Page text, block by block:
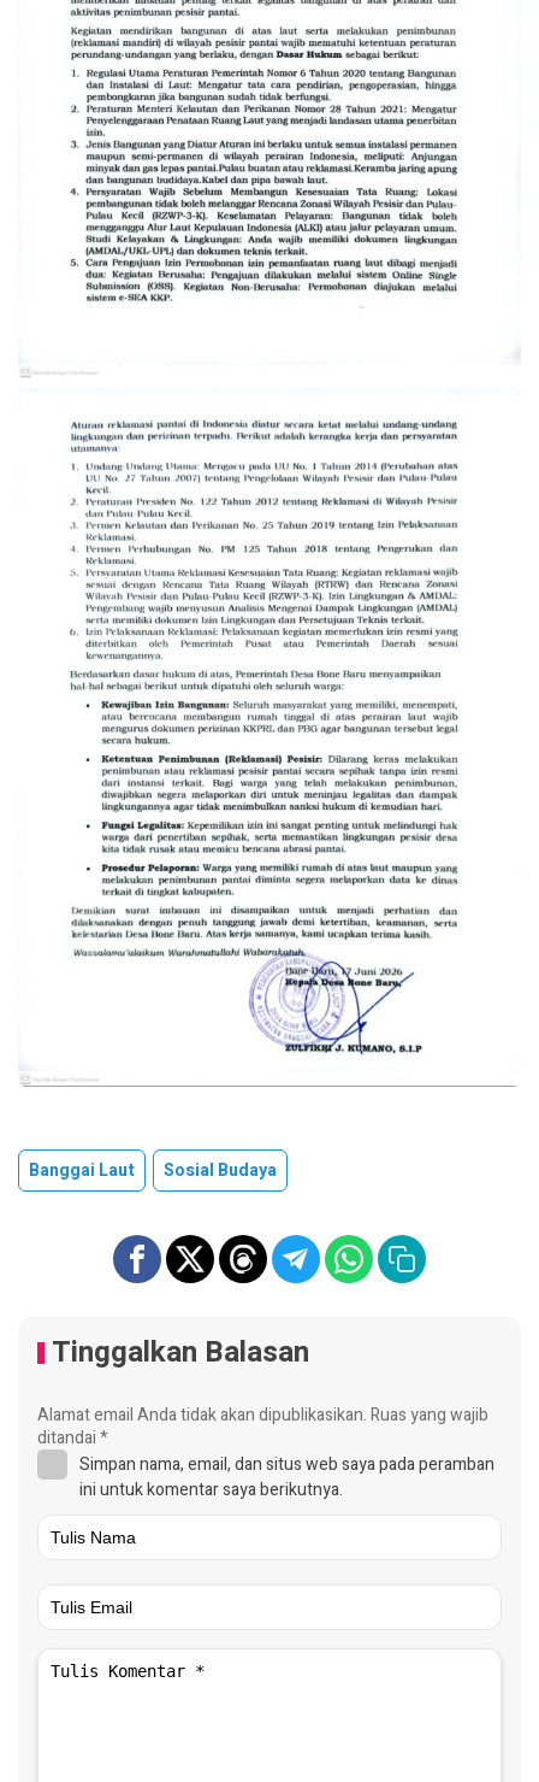
Banggai Laut Sosial Budaya
Tinggalkan Balasan
Alamat email Anda tidak akan dipublikasikan.Ruas yang wajib
ditandai*
Simpan nama, email, dan situs web saya pada peramban
ini untuk komentar saya berikutnya.